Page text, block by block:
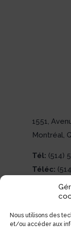
Nous utilisons des
et/ou accéder aux
1551,
Montréal,
Tél: (514)
Téléc:
Courriel: